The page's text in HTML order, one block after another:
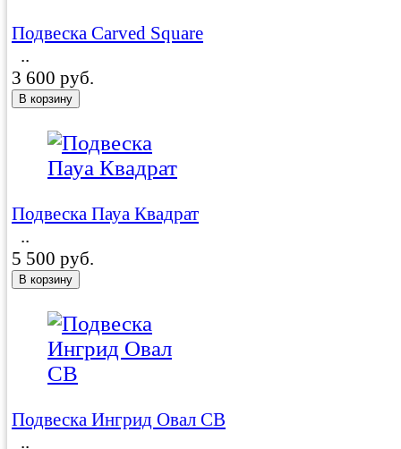
Подвеска Carved Square
..
3 600 руб.
Подвеска Пауа Квадрат
..
5 500 руб.
Подвеска Ингрид Овал CB
..